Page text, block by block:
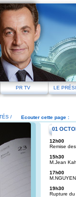
PR TV LE
/ Ecouter cette page :
01
12h00
Remise
15h30
M.Jean
17h00
19h30
Rupture